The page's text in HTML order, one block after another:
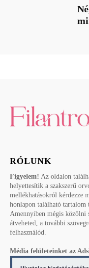
RÓLUNK
Figyelem! Az oldalon
helyettesítik a szakszerű
mellékhatásokról kérdezze
honlapon található tartalom
Amennyiben mégis közölni
átveheted, a további
felhasználód.
Média felületeinket az